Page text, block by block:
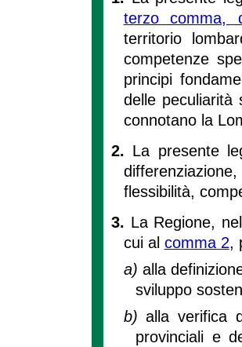
terzo comma,
territorio
competenze
principi
delle peculiarità
connotano la
2. La presente
flessibilità,
3. La Regione,
cui al comma 2,
a) alla
sviluppo
b)alla verifica
provinciali e